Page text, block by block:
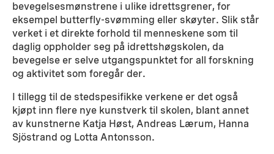
bevegelsesmønstrene i ulike idrettsgrener, for
eksempel butterfly-svømming eller skøyter. Slik står
verket i et direkte forhold til menneskene som til
daglig oppholder seg på idrettshøgskolen, da
bevegelse er selve utgangspunktet for all forskning
og aktivitet som foregår der.
I tillegg til de stedspesifikke verkene er det også
kjøpt inn flere nye kunstverk til skolen, blant annet
av kunstnerne Katja Høst, Andreas Lærum, Hanna
Sjöstrand og Lotta Antonsson.